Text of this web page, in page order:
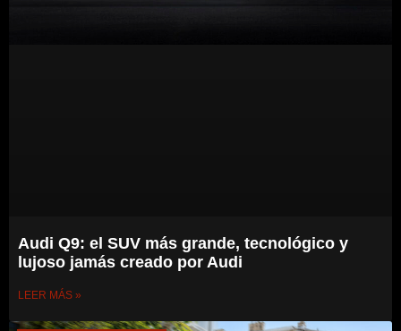
Audi Q9: el SUV más grande, tecnológico y
lujoso jamás creado por Audi
LEER MÁS »